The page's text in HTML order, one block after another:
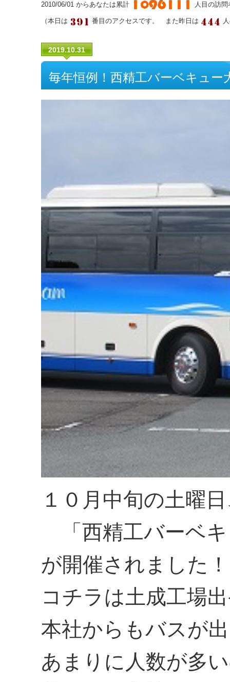
2010/06/01 からあなたは累計 人目の訪
（本日は 番目のアクセスです。 また昨日は
2019.10.31
毎年恒例！西精工バーベキュ
１０月中旬の土曜
「西精工バーベ
が開催されました！
コチラは土成工場
本社からもバスが
あまりに人数が多